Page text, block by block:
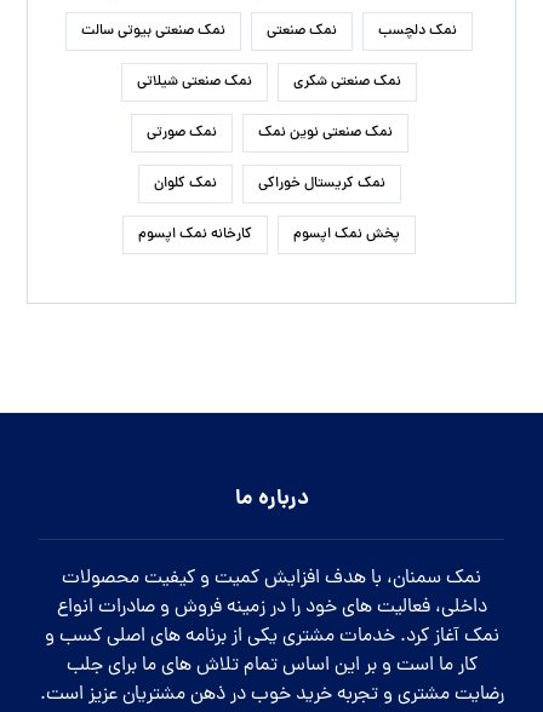
نمک دلچسب نمک صنعتی نمک صنعتی بیوتی سالت
نمک صنعتی شکری نمک صنعتی شیلاتی
نمک صنعتی نوین نمک نمک صورتی
نمک کریستال خوراکی نمک کلوان
پخش نمک اپسوم کارخانه نمک اپسوم
درباره ما
نمک سمنان، با هدف افزایش کمیت و کیفیت محصولات
داخلی، فعالیت های خود را در زمینه فروش و صادرات انواع
نمک آغاز کرد. خدمات مشتری یکی از برنامه های اصلی کسب و
کار ما است و بر این اساس تمام تلاش های ما برای جلب
رضایت مشتری و تجربه خرید خوب در ذهن مشتریان عزیز است.